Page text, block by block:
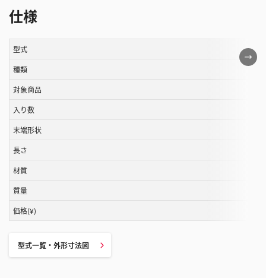
仕様
こ
の
型式
種類
対象商品
入り数
末端形状
長さ
材質
質量
価格(¥)
型式一覧・外形寸法図